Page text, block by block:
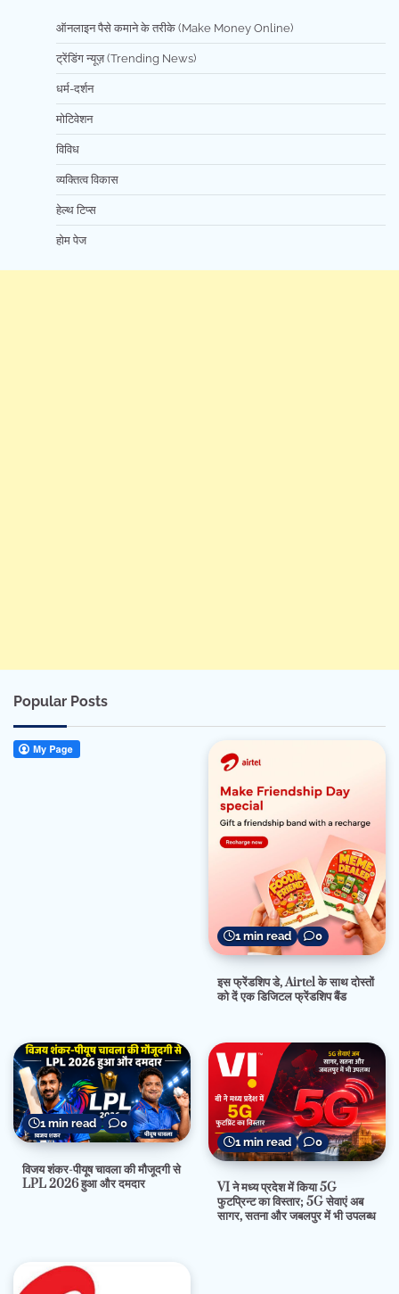
ऑनलाइन पैसे कमाने के तरीके (Make Money Online)
ट्रेंडिंग न्यूज़ (Trending News)
धर्म-दर्शन
मोटिवेशन
विविध
व्यक्तित्व विकास
हेल्थ टिप्स
होम पेज
Popular Posts
1 min read 0
इस फ्रेंडशिप डे, Airtel के साथ दोस्तों
को दें एक डिजिटल फ्रेंडशिप बैंड
1 min read 0
विजय शंकर-पीयूष चावला की मौजूदगी से
LPL 2026 हुआ और दमदार
1 min read 0
VI ने मध्य प्रदेश में किया 5G
फुटप्रिन्ट का विस्तार; 5G सेवाएं अब
सागर, सतना और जबलपुर में भी उपलब्ध